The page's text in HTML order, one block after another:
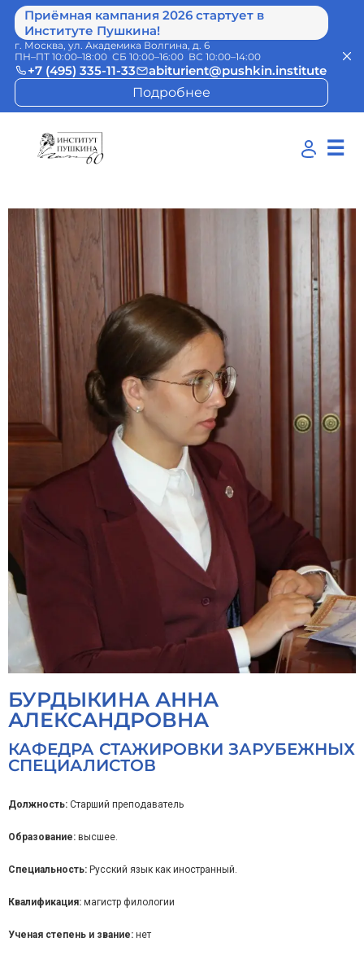
Приёмная кампания 2026 стартует в
Институте Пушкина!
г. Москва, ул. Академика Волгина, д. 6
ПН–ПТ 10:00–18:00 СБ 10:00–16:00 ВС 10:00–14:00
+7 (495) 335-11-33
abiturient@pushkin.institute
Подробнее
☰
БУРДЫКИНА АННА
АЛЕКСАНДРОВНА
КАФЕДРА СТАЖИРОВКИ ЗАРУБЕЖНЫХ
СПЕЦИАЛИСТОВ
Должность: Старший преподаватель
Образование: высшее.
Специальность: Русский язык как иностранный.
Квалификация: магистр филологии
Ученая степень и звание: нет